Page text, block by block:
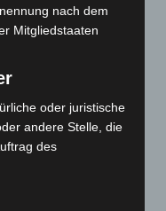
nach dem
Mitgliedstaaten
oder juristische
andere Stelle, die
des